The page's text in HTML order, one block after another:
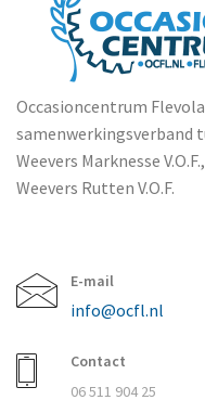
Occasioncentrum
samenwerkingsverband
Weevers Marknesse
Weevers Rutten V.O.F.
E-mail
info@ocfl.nl
Contact
06 511 904 25